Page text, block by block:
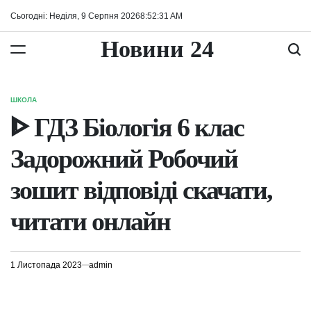
Сьогодні: Неділя, 9 Серпня 20268:52:31 AM
Новини 24
ОПУБЛІКУВАТИ
У
ШКОЛА
ᐈ ГДЗ Біологія 6 клас
Задорожний Робочий
зошит відповіді скачати,
читати онлайн
1 Листопада 2023 admin